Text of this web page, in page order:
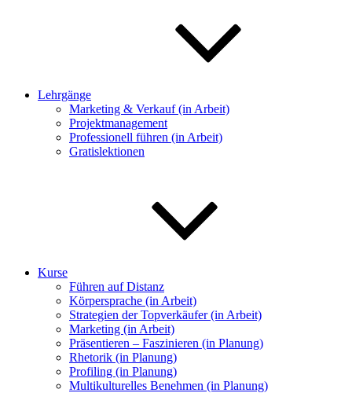
Lehrgänge
Marketing & Verkauf (in Arbeit)
Projektmanagement
Professionell führen (in Arbeit)
Gratislektionen
Kurse
Führen auf Distanz
Körpersprache (in Arbeit)
Strategien der Topverkäufer (in Arbeit)
Marketing (in Arbeit)
Präsentieren – Faszinieren (in Planung)
Rhetorik (in Planung)
Profiling (in Planung)
Multikulturelles Benehmen (in Planung)